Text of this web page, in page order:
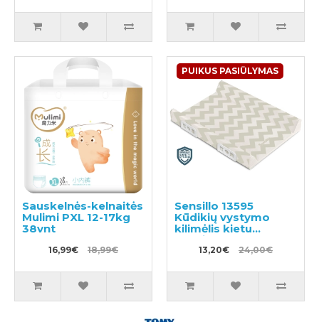
Sauskelnės-kelnaitės
Mulimi PXL 12-17kg
38vnt
16,99€ 18,99€
PUIKUS PASIŪLYMAS
Sensillo 13595
Kūdikių vystymo
kilimėlis kietu
pagrindu, 50 x 70 cm
13,20€ 24,00€